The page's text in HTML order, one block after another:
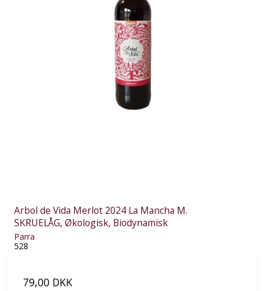
Arbol de Vida Merlot 2024 La Mancha M.
SKRUELÅG, Økologisk, Biodynamisk
Parra
528
79,00 DKK